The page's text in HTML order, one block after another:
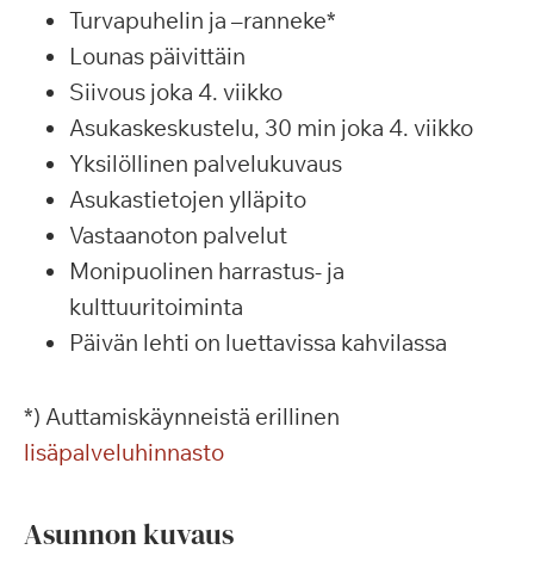
Turvapuhelin ja –ranneke*
Lounas päivittäin
Siivous joka 4. viikko
Asukaskeskustelu, 30 min joka 4. viikko
Yksilöllinen palvelukuvaus
Asukastietojen ylläpito
Vastaanoton palvelut
Monipuolinen harrastus- ja
kulttuuritoiminta
Päivän lehti on luettavissa kahvilassa
*) Auttamiskäynneistä erillinen
lisäpalveluhinnasto
Asunnon kuvaus